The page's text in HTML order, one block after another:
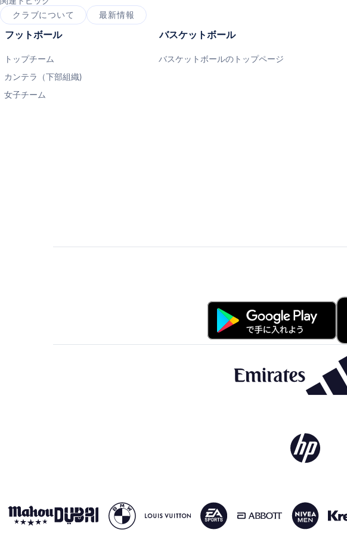
クラブについて
最新情報
フットボール
トップチーム
カンテラ（下部組織)
女子チーム
バスケットボール
バスケットボールのトップページ